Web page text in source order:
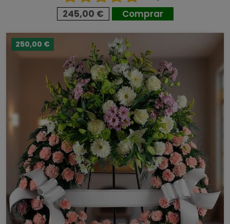
245,00 € Comprar
250,00 €